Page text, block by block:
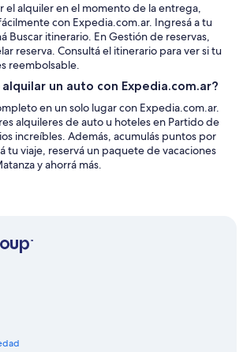
el alquiler en el momento de la entrega,
con Expedia.com.ar. Ingresá a tu
Buscar itinerario. En Gestión de reservas,
reserva. Consultá el itinerario para ver si tu
reembolsable.
un auto con Expedia.com.ar?
en un solo lugar con Expedia.com.ar.
alquileres de auto u hoteles en Partido de
increíbles. Además, acumulás puntos por
tu viaje, reservá un paquete de vacaciones
y ahorrá más.